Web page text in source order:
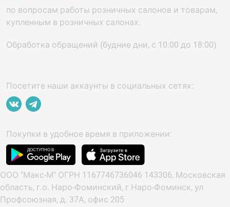
по вопросам работы розничных салонов и товарам,
купленным в розничных салонах.
Обработка обращений (будние дни, с 10:00 до 18:00)
Посетите наши аккаунты в социальных сетях:
Покупки в удобное время в приложении:
ООО "Макс-М" ОГРН 1167746736046 143306, Московская
область, г.о. Наро-Фоминский, г Наро-Фоминск, ул
Профсоюзная, д. 37А, офис 205